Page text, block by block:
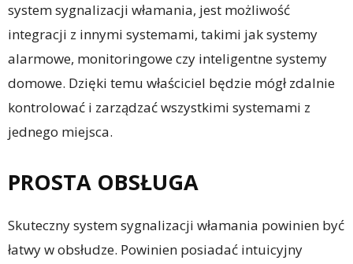
system sygnalizacji włamania, jest możliwość
integracji z innymi systemami, takimi jak systemy
alarmowe, monitoringowe czy inteligentne systemy
domowe. Dzięki temu właściciel będzie mógł zdalnie
kontrolować i zarządzać wszystkimi systemami z
jednego miejsca.
PROSTA OBSŁUGA
Skuteczny system sygnalizacji włamania powinien być
łatwy w obsłudze. Powinien posiadać intuicyjny